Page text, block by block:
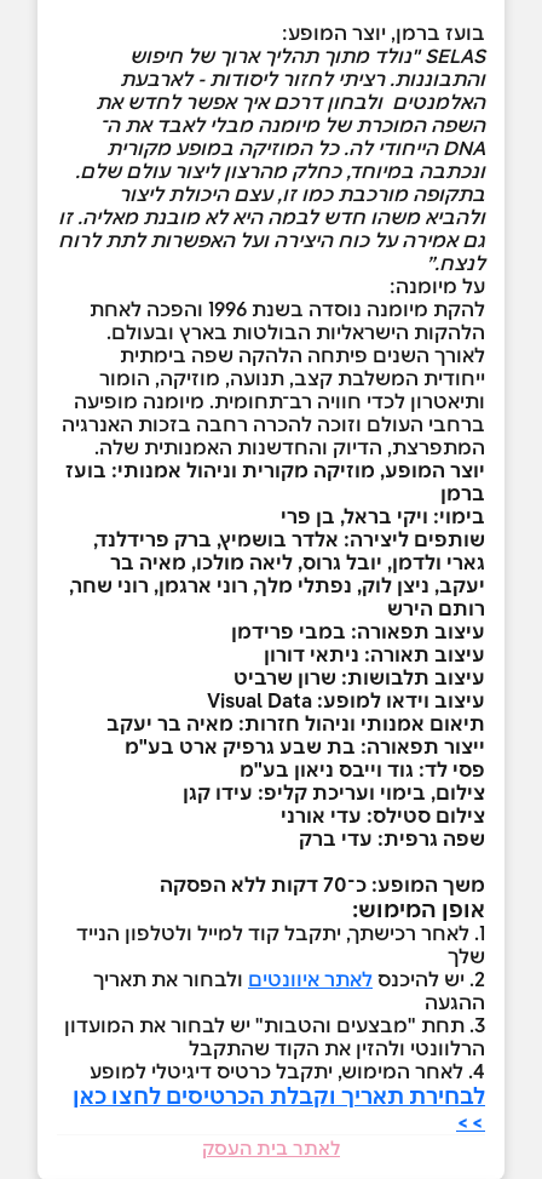
בועז ברמן, יוצר המופע:
SELAS " נולד מתוך תהליך ארוך של חיפוש
והתבוננות. רציתי לחזור ליסודות - לארבעת
האלמנטים ולבחון דרכם איך אפשר לחדש את
השפה המוכרת של מיומנה מבלי לאבד את ה־
DNA הייחודי לה. כל המוזיקה במופע מקורית
ונכתבה במיוחד, כחלק מהרצון ליצור עולם שלם.
בתקופה מורכבת כמו זו, עצם היכולת ליצור
ולהביא משהו חדש לבמה היא לא מובנת מאליה. זו
גם אמירה על כוח היצירה ועל האפשרות לתת לרוח
לנצח.”
על מיומנה:
להקת מיומנה נוסדה בשנת 1996 והפכה לאחת
הלהקות הישראליות הבולטות בארץ ובעולם.
לאורך השנים פיתחה הלהקה שפה בימתית
ייחודית המשלבת קצב, תנועה, מוזיקה, הומור
ותיאטרון לכדי חוויה רב־תחומית. מיומנה מופיעה
ברחבי העולם וזוכה להכרה רחבה בזכות האנרגיה
המתפרצת, הדיוק והחדשנות האמנותית שלה.
יוצר המופע, מוזיקה מקורית וניהול אמנותי: בועז
ברמן
בימוי: ויקי בראל, בן פרי
שותפים ליצירה: אלדר בושמיץ, ברק פרידלנד,
גארי ולדמן, יובל גרוס, ליאה מולכו, מאיה בר
יעקב, ניצן לוק, נפתלי מלך, רוני ארגמן, רוני שחר,
רותם הירש
עיצוב תפאורה: במבי פרידמן
עיצוב תאורה: ניתאי דורון
עיצוב תלבושות: שרון שרביט
עיצוב וידאו למופע: Visual Data
תיאום אמנותי וניהול חזרות: מאיה בר יעקב
ייצור תפאורה: בת שבע גרפיק ארט בע"מ
פסי לד: גוד וייבס ניאון בע"מ
צילום, בימוי ועריכת קליפ: עידו קגן
צילום סטילס: עדי אורני
שפה גרפית: עדי ברק
משך המופע: כ־70 דקות ללא הפסקה
אופן המימוש:
1. לאחר רכישתך, יתקבל קוד למייל ולטלפון הנייד
שלך
2. יש להיכנס
לאתר איוונטים ולבחור את תאריך
ההגעה
3. תחת "מבצעים והטבות" יש לבחור את המועדון
הרלוונטי ולהזין את הקוד שהתקבל
4. לאחר המימוש, יתקבל כרטיס דיגיטלי למופע
לבחירת תאריך וקבלת הכרטיסים לחצו כאן
>>
לאתר בית העסק